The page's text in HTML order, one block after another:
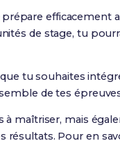
efficacement
de stage, tu
tu souhaites
de tes
maîtriser, mais
résultats. Pour en